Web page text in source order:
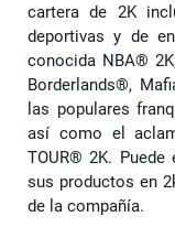
cartera de 2K
deportivas y de
conocida NBA®
Borderlands®,
las populares
así como el
TOUR® 2K.
sus productos en
de la compañía.